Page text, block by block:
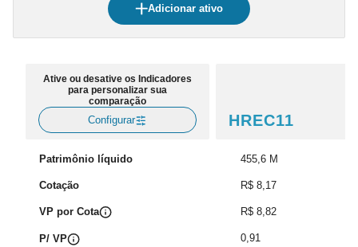
Adicionar ativo
Ative ou desative os Indicadores
para personalizar sua
comparação
Configurar
Patrimônio líquido
Cotação
VP por Cota
P/ VP
HREC11
455,6 M
R$ 8,17
R$ 8,82
0,91